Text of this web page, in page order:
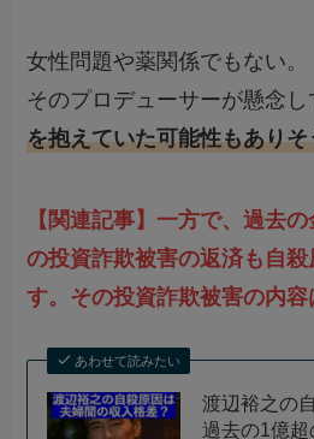
女性問題や薬関係でもない。
そのプロデューサーが懸念し
を抱えていた可能性もあり
【関連記事】一方で、過去
の投資詐欺被害の返済も自
す。その投資詐欺被害の内
あわせて読みたい
渡辺裕之の
過去の1億